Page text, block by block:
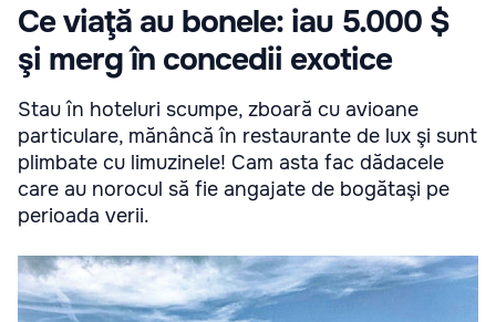
Ce viaţă au bonele: iau 5.000 $
şi merg în concedii exotice
Stau în hoteluri scumpe, zboară cu avioane
particulare, mănâncă în restaurante de lux şi sunt
plimbate cu limuzinele! Cam asta fac dădacele
care au norocul să fie angajate de bogătaşi pe
perioada verii.